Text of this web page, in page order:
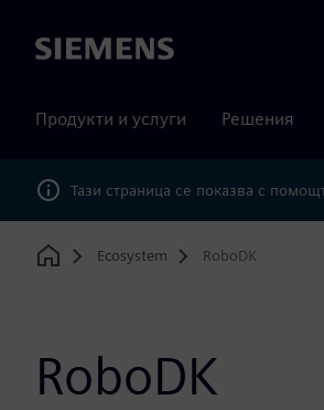
Siemens
Продукти и услуги Решения
Тази страница се показва с
Home
Ecosystem RoboDK
RoboDK